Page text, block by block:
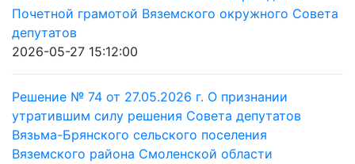
Почетной грамотой Вяземского окружного Совета
депутатов
2026-05-27 15:12:00
Решение № 74 от 27.05.2026 г. О признании
утратившим силу решения Совета депутатов
Вязьма-Брянского сельского поселения
Вяземского района Смоленской области